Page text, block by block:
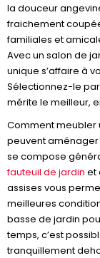
la douceur
fraichement
familiales et
Avec un salon de
unique s’affaire à
Sélectionnez-le
mérite le meilleur,
Comment meubler
peuvent aménager
se compose
fauteuil de jardin et
assises vous
meilleures
basse de jardin
temps, c’est
tranquillement